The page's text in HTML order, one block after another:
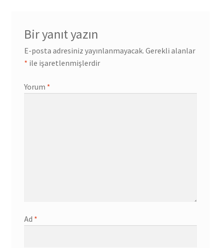
Bir yanıt yazın
E-posta adresiniz yayınlanmayacak. Gerekli alanlar
* ile işaretlenmişlerdir
Yorum *
Ad *